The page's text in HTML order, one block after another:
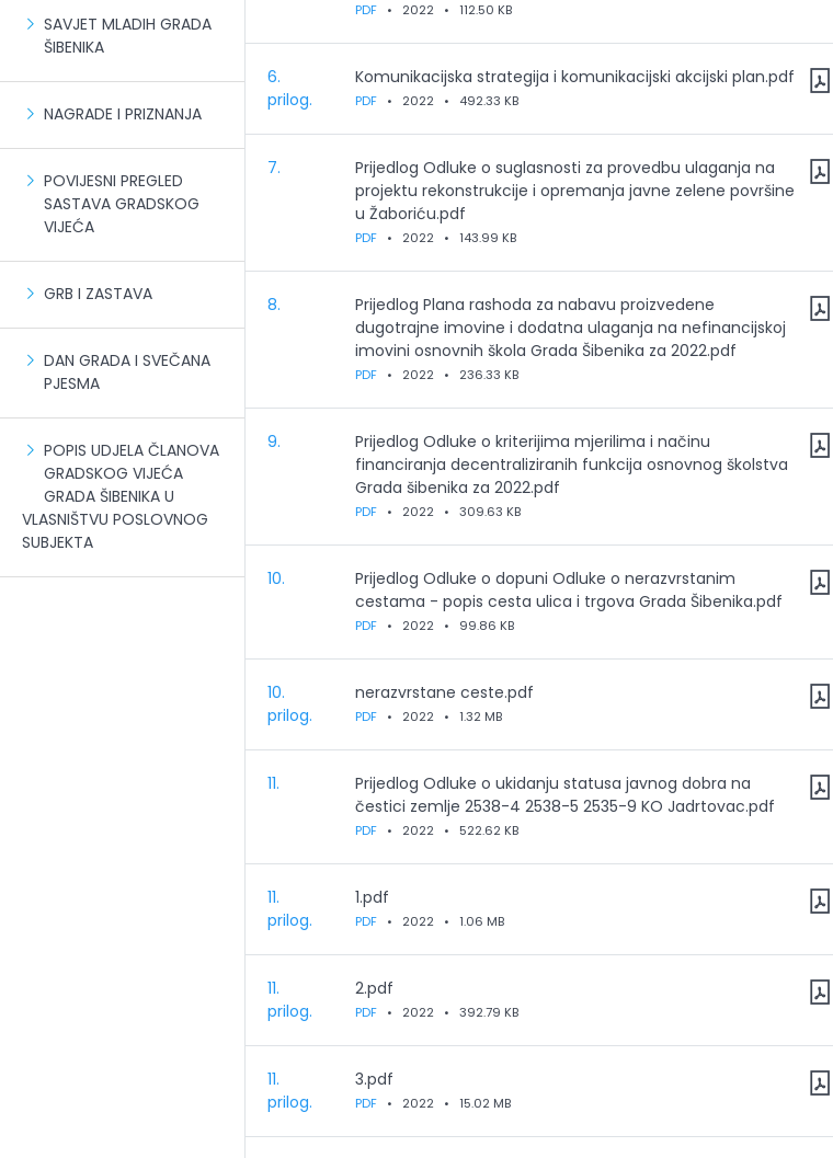
SAVJET MLADIH GRADA
ŠIBENIKA
NAGRADE I PRIZNANJA
POVIJESNI PREGLED
SASTAVA GRADSKOG
VIJEĆA
GRB I ZASTAVA
DAN GRADA I SVEČANA
PJESMA
POPIS UDJELA ČLANOVA
GRADSKOG VIJEĆA
GRADA ŠIBENIKA U
VLASNIŠTVU POSLOVNOG
SUBJEKTA
PDF • 2022 • 112.50 KB
6.
prilog.
Komunikacijska strategija i komunikacijski akcijski plan.pdf
PDF • 2022 • 492.33 KB
7.
Prijedlog Odluke o suglasnosti za provedbu ulaganja na
projektu rekonstrukcije i opremanja javne zelene površine
u Žaboriću.pdf
PDF • 2022 • 143.99 KB
8.
Prijedlog Plana rashoda za nabavu proizvedene
dugotrajne imovine i dodatna ulaganja na nefinancijskoj
imovini osnovnih škola Grada Šibenika za 2022.pdf
PDF • 2022 • 236.33 KB
9.
Prijedlog Odluke o kriterijima mjerilima i načinu
financiranja decentraliziranih funkcija osnovnog školstva
Grada šibenika za 2022.pdf
PDF • 2022 • 309.63 KB
10.
Prijedlog Odluke o dopuni Odluke o nerazvrstanim
cestama - popis cesta ulica i trgova Grada Šibenika.pdf
PDF • 2022 • 99.86 KB
10.
prilog.
nerazvrstane ceste.pdf
PDF • 2022 • 1.32 MB
11.
Prijedlog Odluke o ukidanju statusa javnog dobra na
čestici zemlje 2538-4 2538-5 2535-9 KO Jadrtovac.pdf
PDF • 2022 • 522.62 KB
11.
prilog.
1.pdf
PDF • 2022 • 1.06 MB
11.
prilog.
2.pdf
PDF • 2022 • 392.79 KB
11.
prilog.
3.pdf
PDF • 2022 • 15.02 MB